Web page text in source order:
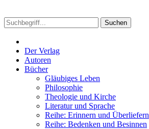
Suchen
Der Verlag
Autoren
Bücher
Gläubiges Leben
Philosophie
Theologie und Kirche
Literatur und Sprache
Reihe: Erinnern und Überliefern
Reihe: Bedenken und Besinnen